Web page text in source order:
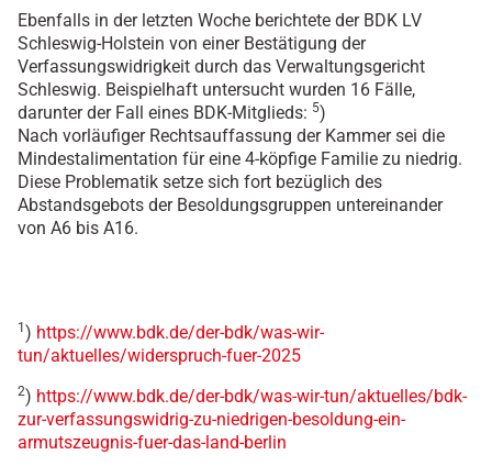
Ebenfalls in der letzten Woche berichtete der BDK LV
Schleswig-Holstein von einer Bestätigung der
Verfassungswidrigkeit durch das Verwaltungsgericht
Schleswig. Beispielhaft untersucht wurden 16 Fälle,
darunter der Fall eines BDK-Mitglieds: 5)
Nach vorläufiger Rechtsauffassung der Kammer sei die
Mindestalimentation für eine 4-köpfige Familie zu niedrig.
Diese Problematik setze sich fort bezüglich des
Abstandsgebots der Besoldungsgruppen untereinander
von A6 bis A16.
1 ) https://www.bdk.de/der-bdk/was-wir-
tun/aktuelles/widerspruch-fuer-2025
2) https://www.bdk.de/der-bdk/was-wir-tun/aktuelles/bdk-
zur-verfassungswidrig-zu-niedrigen-besoldung-ein-
armutszeugnis-fuer-das-land-berlin